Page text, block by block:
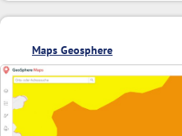
Maps Geosphere